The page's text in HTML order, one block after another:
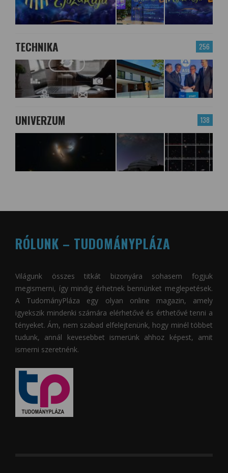
256
TECHNIKA
138
UNIVERZUM
RÓLUNK – TUDOMÁNYPLÁZA
Világunk összes titkát bizonyára sohasem fogjuk
megismerni, így mindig érhetnek bennünket meglepetések.
A TudományPláza egy olyan online magazin, amely
igyekszik mindenki számára elérhetővé és érthetővé tenni a
tényeket. Ám, nem szabad elfelejtenünk, hogy minél többet
tudunk, annál kevesebbet ismerünk ahhoz képest, amit
ismerni szeretnénk.